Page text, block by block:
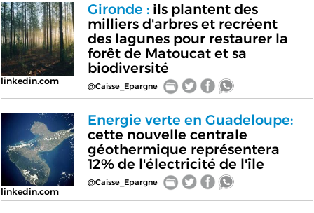
linkedin.com
Gironde :ils plantent des
milliers d'arbres et recréent
des lagunes pour restaurer la
forêt de Matoucat et sa
biodiversité
@Caisse_Epargne
linkedin.com
Energie verte en Guadeloupe:
cette nouvelle centrale
géothermique représentera
12% de l'électricité de l'île
@Caisse_Epargne